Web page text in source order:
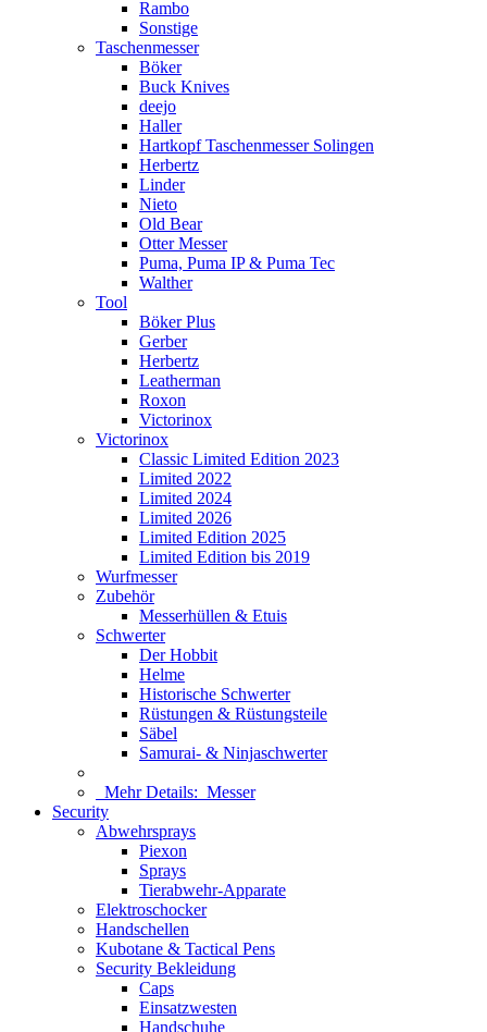
Rambo
Sonstige
Taschenmesser
Böker
Buck Knives
deejo
Haller
Hartkopf Taschenmesser Solingen
Herbertz
Linder
Nieto
Old Bear
Otter Messer
Puma, Puma IP & Puma Tec
Walther
Tool
Böker Plus
Gerber
Herbertz
Leatherman
Roxon
Victorinox
Victorinox
Classic Limited Edition 2023
Limited 2022
Limited 2024
Limited 2026
Limited Edition 2025
Limited Edition bis 2019
Wurfmesser
Zubehör
Messerhüllen & Etuis
Schwerter
Der Hobbit
Helme
Historische Schwerter
Rüstungen & Rüstungsteile
Säbel
Samurai- & Ninjaschwerter
Mehr Details: Messer
Security
Abwehrsprays
Piexon
Sprays
Tierabwehr-Apparate
Elektroschocker
Handschellen
Kubotane & Tactical Pens
Security Bekleidung
Caps
Einsatzwesten
Handschuhe